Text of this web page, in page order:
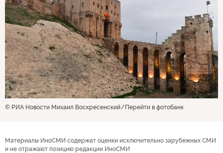
© РИА Новости Михаил Воскресенский Перейти в фотобанк
Материалы ИноСМИ содержат оценки исключительно зарубежных СМИ
и не отражают позицию редакции ИноСМИ